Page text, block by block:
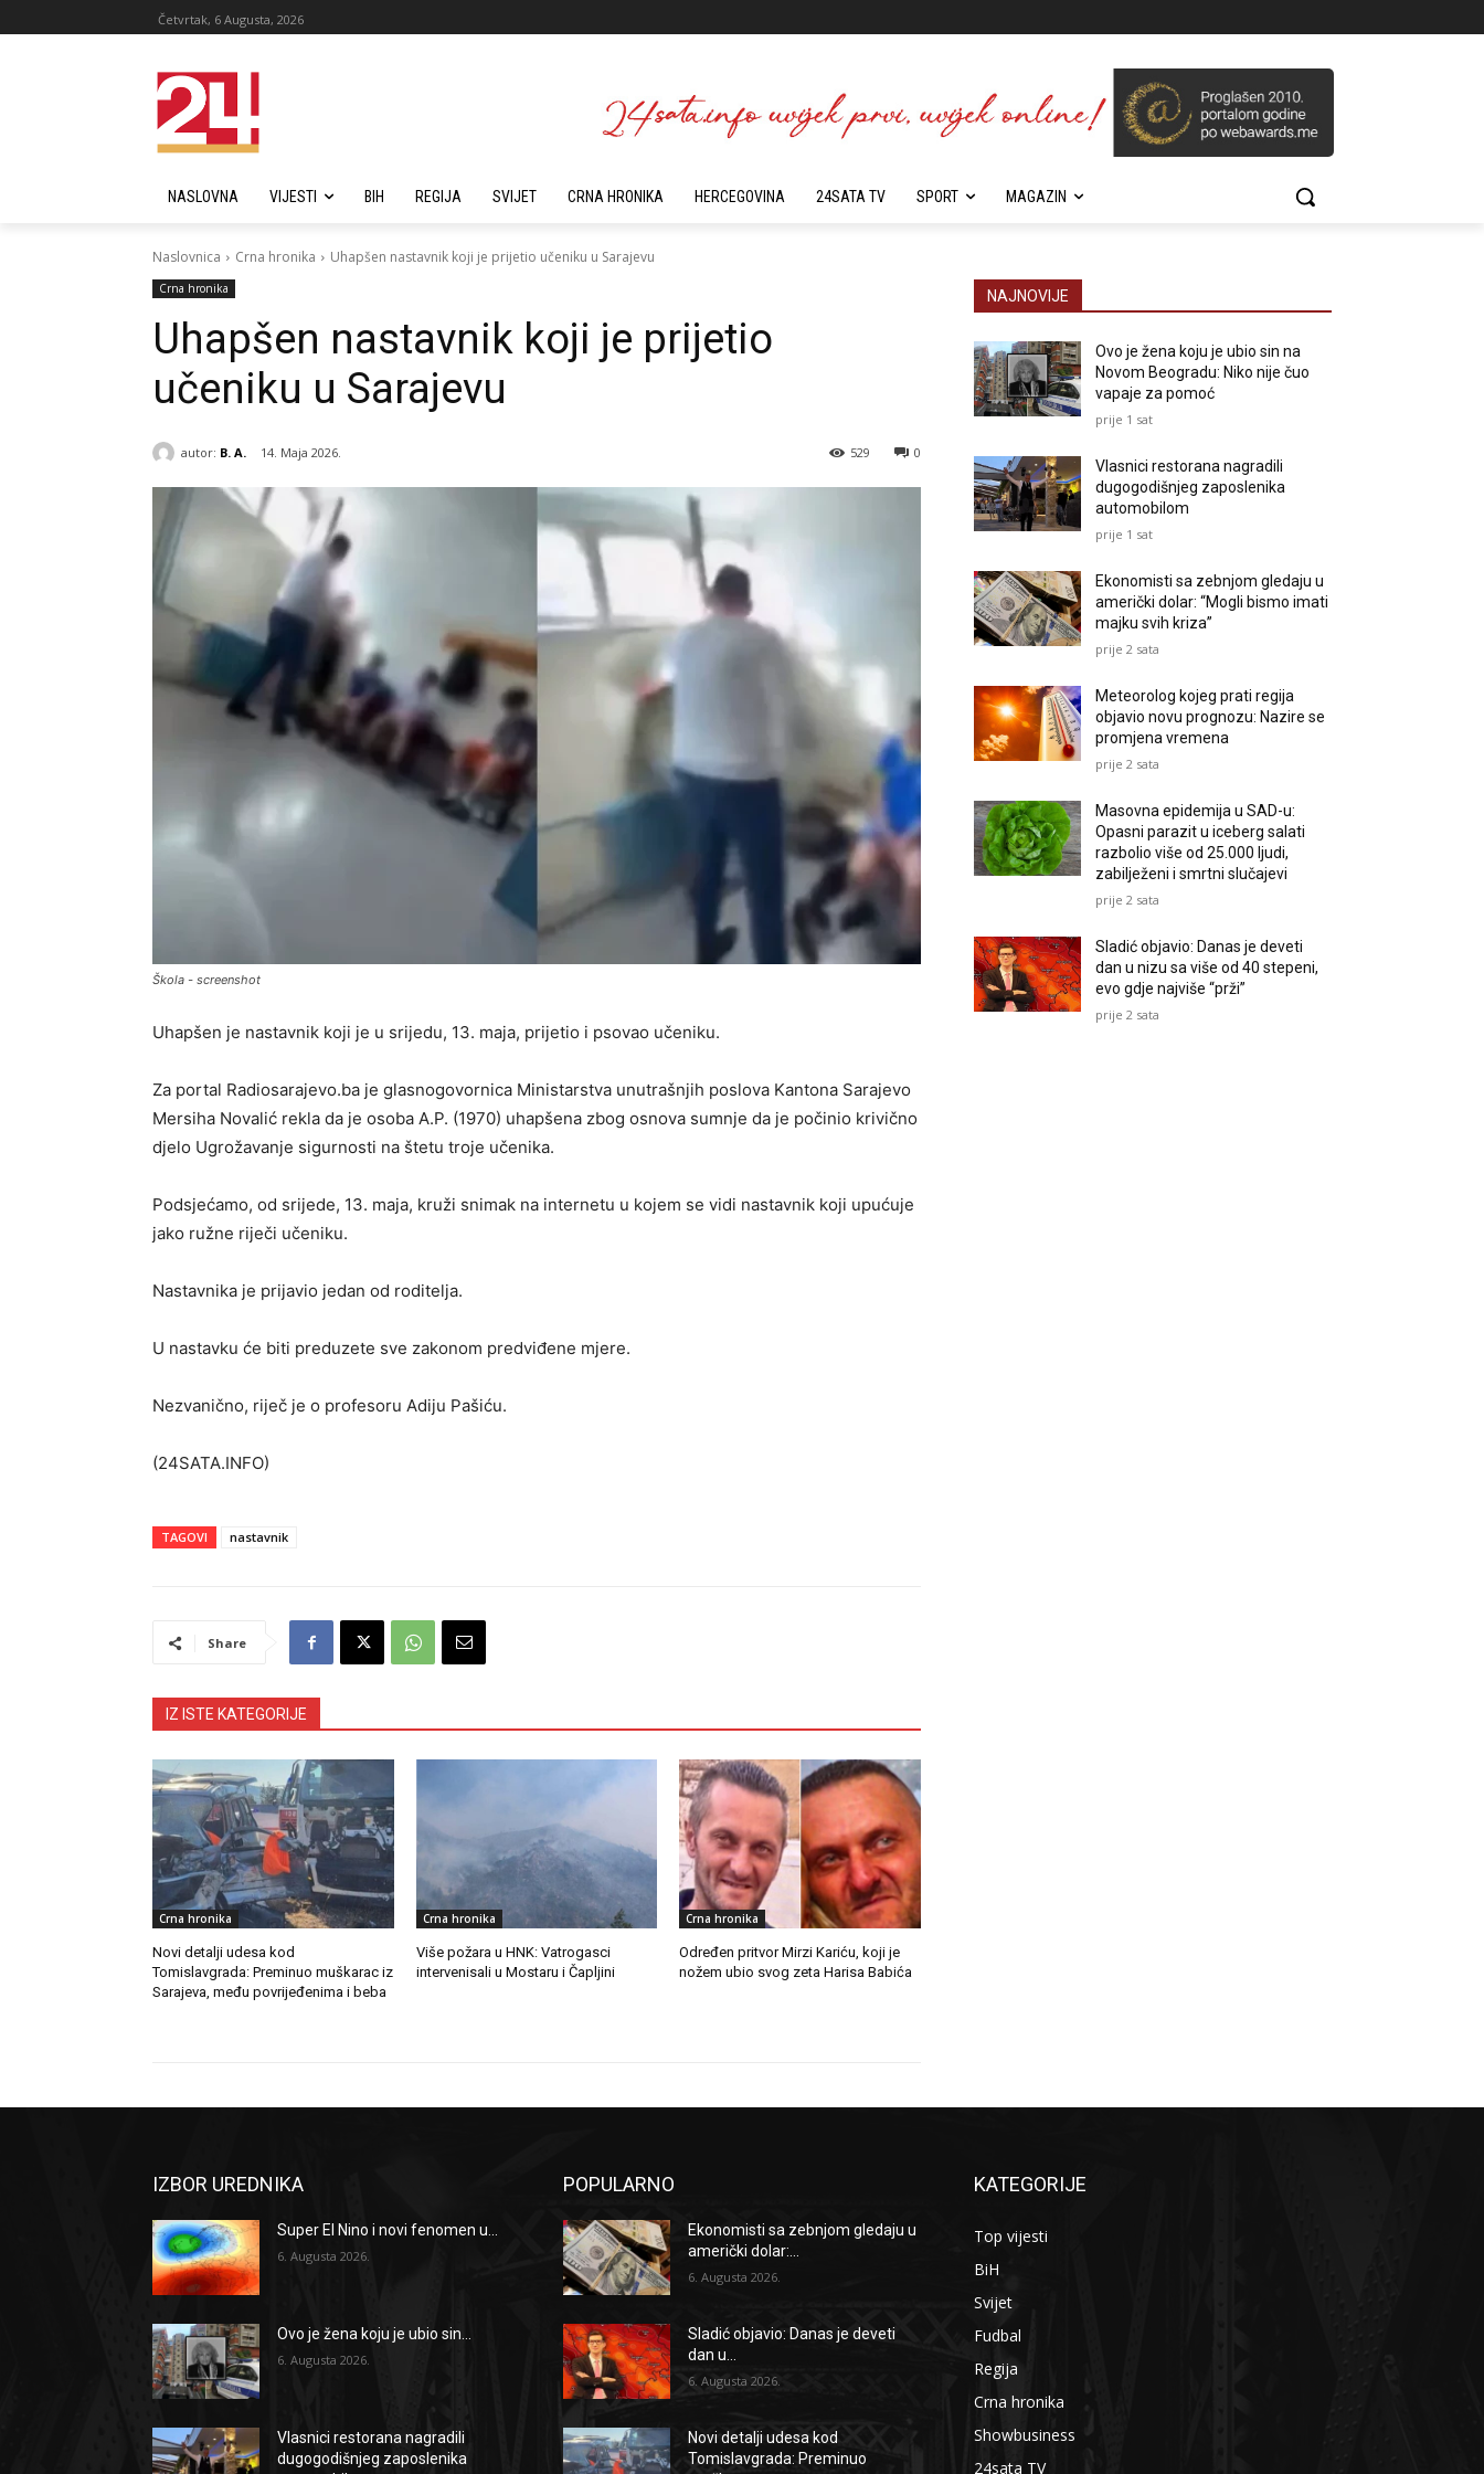
Četvrtak, 6 Augusta, 2026
NASLOVNA VIJESTI BIH REGIJA SVIJET CRNA HRONIKA HERCEGOVINA 24SATA TV SPORT MAGAZIN
Naslovnica Crna hronika Uhapšen nastavnik koji je prijetio učeniku u Sarajevu
Crna hronika
Uhapšen nastavnik koji je prijetio
učeniku u Sarajevu
autor: B. A. 14. Maja 2026. 0
529
Škola - screenshot
Uhapšen je nastavnik koji je u srijedu, 13. maja, prijetio i psovao učeniku.
Za portal Radiosarajevo.ba je glasnogovornica Ministarstva unutrašnjih poslova Kantona Sarajevo
Mersiha Novalić rekla da je osoba A.P. (1970) uhapšena zbog osnova sumnje da je počinio krivično
djelo Ugrožavanje sigurnosti na štetu troje učenika.
Podsjećamo, od srijede, 13. maja, kruži snimak na internetu u kojem se vidi nastavnik koji upućuje
jako ružne riječi učeniku.
Nastavnika je prijavio jedan od roditelja.
U nastavku će biti preduzete sve zakonom predviđene mjere.
Nezvanično, riječ je o profesoru Adiju Pašiću.
(24SATA.INFO)
TAGOVI nastavnik
Share
IZ ISTE KATEGORIJE
Crna hronika
Novi detalji udesa kod
Tomislavgrada: Preminuo muškarac iz
Sarajeva, među povrijeđenima i beba
Crna hronika
Više požara u HNK: Vatrogasci
intervenisali u Mostaru i Čapljini
Crna hronika
Određen pritvor Mirzi Kariću, koji je
nožem ubio svog zeta Harisa Babića
NAJNOVIJE
Ovo je žena koju je ubio sin na
Novom Beogradu: Niko nije čuo
vapaje za pomoć
prije 1 sat
Vlasnici restorana nagradili
dugogodišnjeg zaposlenika
automobilom
prije 1 sat
Ekonomisti sa zebnjom gledaju u
američki dolar: “Mogli bismo imati
majku svih kriza”
prije 2 sata
Meteorolog kojeg prati regija
objavio novu prognozu: Nazire se
promjena vremena
prije 2 sata
Masovna epidemija u SAD-u:
Opasni parazit u iceberg salati
razbolio više od 25.000 ljudi,
zabilježeni i smrtni slučajevi
prije 2 sata
Sladić objavio: Danas je deveti
dan u nizu sa više od 40 stepeni,
evo gdje najviše “prži”
prije 2 sata
IZBOR UREDNIKA
Super El Nino i novi fenomen u...
6. Augusta 2026.
Ovo je žena koju je ubio sin...
6. Augusta 2026.
Vlasnici restorana nagradili
dugogodišnjeg zaposlenika
POPULARNO
Ekonomisti sa zebnjom gledaju u
američki dolar:...
6. Augusta 2026.
Sladić objavio: Danas je deveti
dan u...
6. Augusta 2026.
Novi detalji udesa kod
Tomislavgrada: Preminuo
KATEGORIJE
Top vijesti
BiH
Svijet
Fudbal
Regija
Crna hronika
Showbusiness
24sata TV